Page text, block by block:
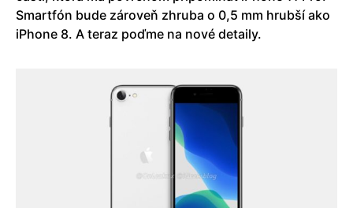
Smartfón bude zároveň zhruba o 0,5 mm hrubší ako
iPhone 8. A teraz poďme na nové detaily.